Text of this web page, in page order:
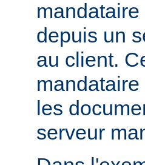
depuis un
au client.
les
serveur